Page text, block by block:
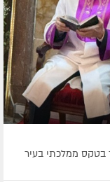
בטקס ממלכתי בעיר